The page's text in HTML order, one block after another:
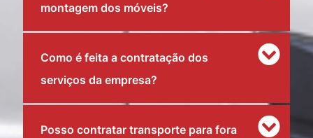
montagem dos móveis?
Como é feita a contratação dos
serviços da empresa?
Posso contratar transporte para fora